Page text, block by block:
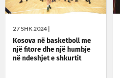
27 SHK 2024 |
Kosova në basketboll me
një fitore dhe një humbje
në ndeshjet e shkurtit